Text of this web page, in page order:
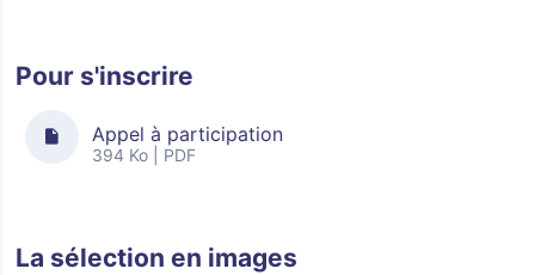
Pour s'inscrire
Appel à participation
394 Ko | PDF
La sélection en images